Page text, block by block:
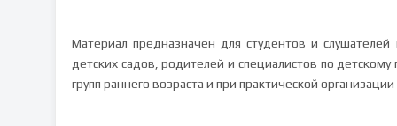
Материал предназначен для студентов и слушателей
детских садов, родителей и специалистов по
групп раннего возраста и при практической